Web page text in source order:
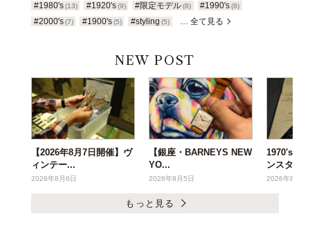
#1980's (13) #1920's(9) #限定モデル(8) #1990's (8)
#2000's (7) #1900's(5) #styling (5) … 全て見る
NEW POST
【2026年8月7日開催】ヴ
ィンテー...
2026年8月6日
【銀座・BARNEYS NEW
YO...
2026年8月5日
1970's ヴ
ンスタ...
2026年8月3
もっと見る